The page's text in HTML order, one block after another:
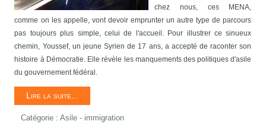
chez nous, ces MENA,
comme on les appelle, vont devoir emprunter un autre type de parcours
pas toujours plus simple, celui de l'accueil. Pour illustrer ce sinueux
chemin, Youssef, un jeune Syrien de 17 ans, a accepté de raconter son
histoire à Démocratie. Elle révèle les manquements des politiques d'asile
du gouvernement fédéral.
Lire la suite...
Catégorie :Asile - immigration